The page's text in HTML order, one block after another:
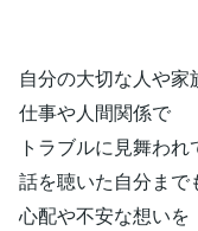
自分の大切な人や家
仕事や人間関係で
トラブルに見舞われ
話を聴いた自分まで
心配や不安な想いを